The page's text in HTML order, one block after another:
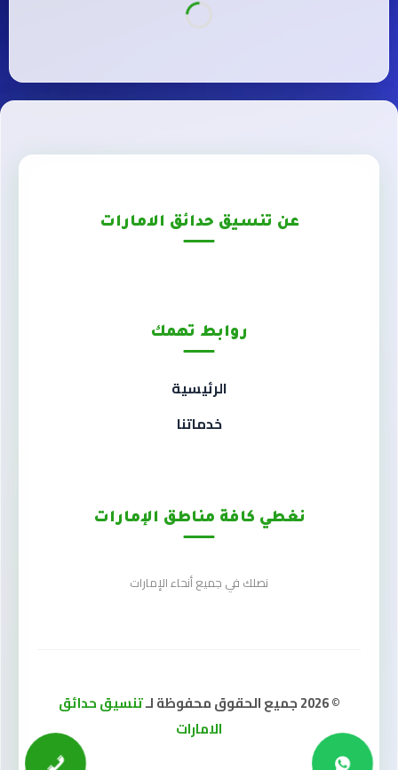
عن تنسيق حدائق الامارات
روابط تهمك
الرئيسية
خدماتنا
نغطي كافة مناطق الإمارات
نصلك في جميع أنحاء الإمارات
© 2026 جميع الحقوق محفوظة لـ
تنسيق حدائق
الامارات